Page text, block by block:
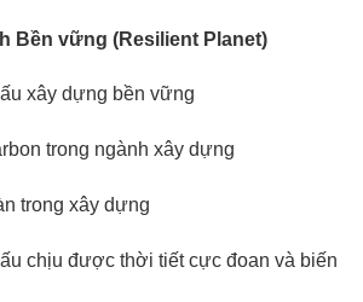
Bền vững (Resilient Planet)
xây dựng bền vững
trong ngành xây dựng
trong xây dựng
chịu được thời tiết cực đoan và biến